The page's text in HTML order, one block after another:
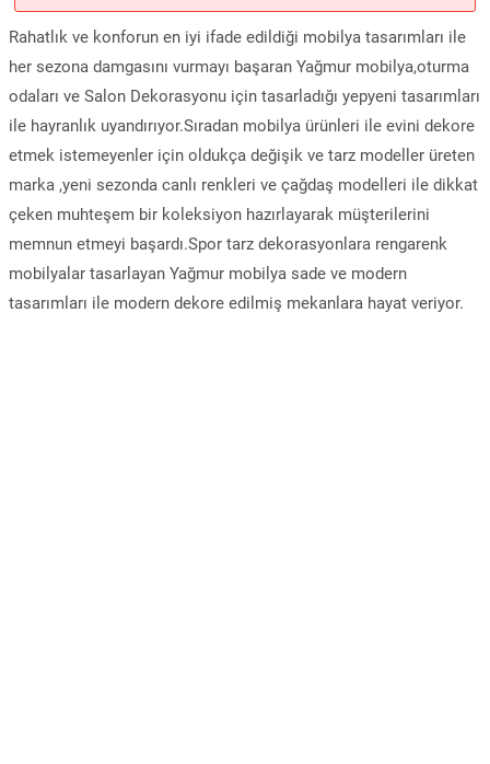
Rahatlık ve konforun en iyi ifade edildiği mobilya tasarımları ile
her sezona damgasını vurmayı başaran Yağmur mobilya,oturma
odaları ve Salon Dekorasyonu için tasarladığı yepyeni tasarımları
ile hayranlık uyandırıyor.Sıradan mobilya ürünleri ile evini dekore
etmek istemeyenler için oldukça değişik ve tarz modeller üreten
marka ,yeni sezonda canlı renkleri ve çağdaş modelleri ile dikkat
çeken muhteşem bir koleksiyon hazırlayarak müşterilerini
memnun etmeyi başardı.Spor tarz dekorasyonlara rengarenk
mobilyalar tasarlayan Yağmur mobilya sade ve modern
tasarımları ile modern dekore edilmiş mekanlara hayat veriyor.